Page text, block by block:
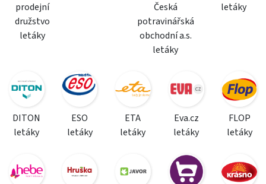
prodejní
družstvo
letáky
Česká
potravinářská
obchodní a.s.
letáky
letáky
DITON
letáky
ESO
letáky
ETA
letáky
Eva.cz
letáky
FLOP
letáky